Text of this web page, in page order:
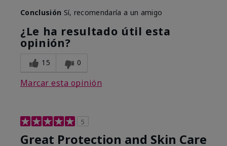
Conclusión Sí, recomendaría a un amigo
¿Le ha resultado útil esta
opinión?
15 0
Marcar esta opinión
5
Great Protection and Skin Care